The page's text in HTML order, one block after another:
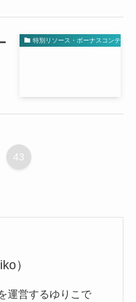
特別リソース・ボーナスコンテンツ
43
）
運営するゆりこで